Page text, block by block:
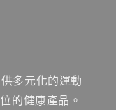
多元化的運動
的健康產品。